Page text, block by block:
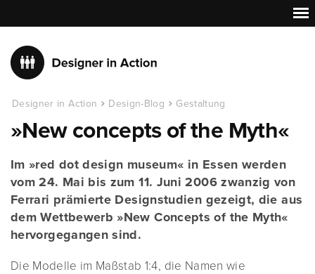
Designer in Action Design-Blog Gestaltung
»New concepts of the Myth«
Im »red dot design museum« in Essen werden
vom 24. Mai bis zum 11. Juni 2006 zwanzig von
Ferrari prämierte Designstudien gezeigt, die aus
dem Wettbewerb »New Concepts of the Myth«
hervorgegangen sind.
Die Modelle im Maßstab 1:4, die Namen wie